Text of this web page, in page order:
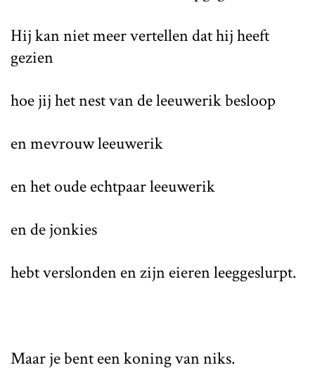
Hij kan niet meer vertellen dat hij heeft
gezien
hoe jij het nest van de leeuwerik besloop
en mevrouw leeuwerik
en het oude echtpaar leeuwerik
en de jonkies
hebt verslonden en zijn eieren leeggeslurpt.
Maar je bent een koning van niks.